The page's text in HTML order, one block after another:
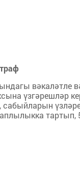
вәкаләтле
үзгәрешләр
тартып,